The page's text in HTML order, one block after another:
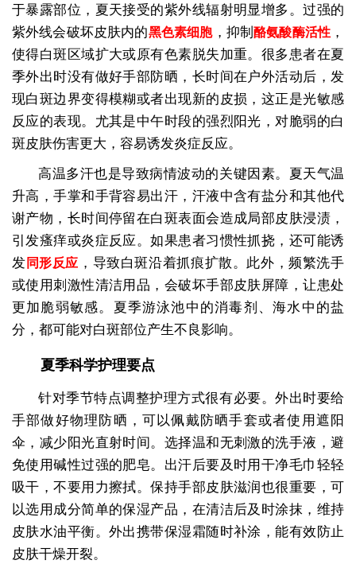
于暴露部位，夏天接受的紫外线辐射明显增多。过强的
紫外线会破坏皮肤内的黑色素细胞，抑制酪氨酸酶活性 ，
使得白斑区域扩大或原有色素脱失加重。很多患者在夏
季外出时没有做好手部防晒，长时间在户外活动后，发
现白斑边界变得模糊或者出现新的皮损，这正是光敏感
反应的表现。尤其是中午时段的强烈阳光，对脆弱的白
斑皮肤伤害更大，容易诱发炎症反应。
高温多汗也是导致病情波动的关键因素。夏天气温
升高，手掌和手背容易出汗，汗液中含有盐分和其他代
谢产物，长时间停留在白斑表面会造成局部皮肤浸渍，
引发瘙痒或炎症反应。如果患者习惯性抓挠，还可能诱
发 同形反应 ，导致白斑沿着抓痕扩散。此外，频繁洗手
或使用刺激性清洁用品，会破坏手部皮肤屏障，让患处
更加脆弱敏感。夏季游泳池中的消毒剂、海水中的盐
分，都可能对白斑部位产生不良影响。
夏季科学护理要点
针对季节特点调整护理方式很有必要。外出时要给
手部做好物理防晒，可以佩戴防晒手套或者使用遮阳
伞，减少阳光直射时间。选择温和无刺激的洗手液，避
免使用碱性过强的肥皂。出汗后要及时用干净毛巾轻轻
吸干，不要用力擦拭。保持手部皮肤滋润也很重要，可
以选用成分简单的保湿产品，在清洁后及时涂抹，维持
皮肤水油平衡。外出携带保湿霜随时补涂，能有效防止
皮肤干燥开裂。